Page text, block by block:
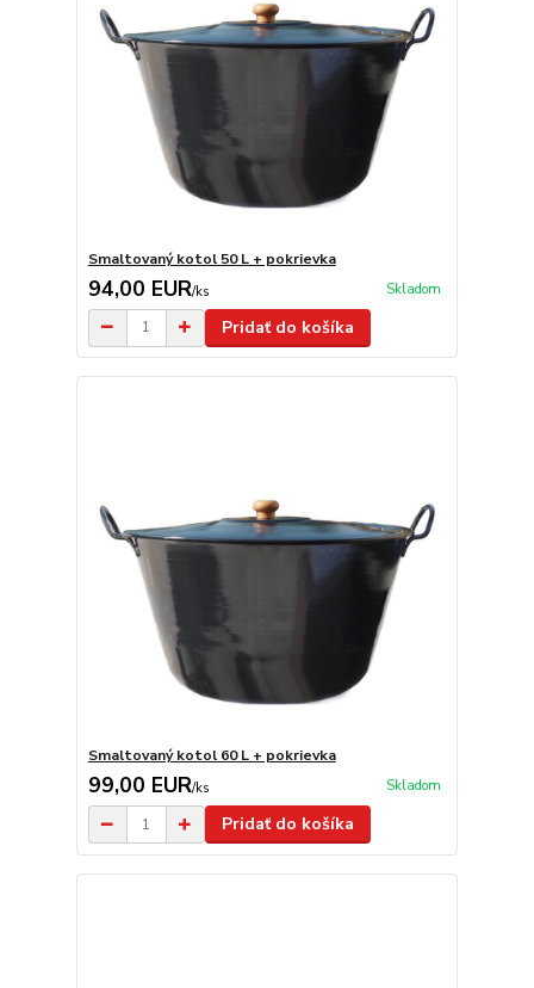
Smaltovaný kotol 50 L + pokrievka
94,00 EUR/ks Skladom
Pridať do košíka
Smaltovaný kotol 60 L + pokrievka
99,00 EUR/ks Skladom
Pridať do košíka